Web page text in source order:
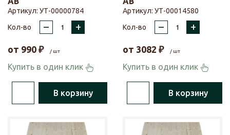
Артикул: УТ-00000784
Кол-во
– +
от 990 ₽ / шт
Купить в один клик
В корзину
Артикул: УТ-00014580
Кол-во
– +
от 3082 ₽ / шт
Купить в один клик
В корзину